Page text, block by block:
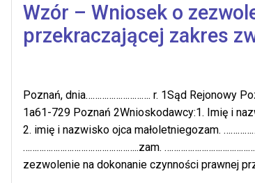
Wzór – Wniosek o
przekraczającej zakres
Poznań, dnia………………………. r. 1Sąd Rejonowy
1a61-729 Poznań 2Wnioskodawcy:1. Imię i
2. imię i nazwisko ojca małoletniegozam.
…………………………………………..zam.
zezwolenie na dokonanie czynności prawnej